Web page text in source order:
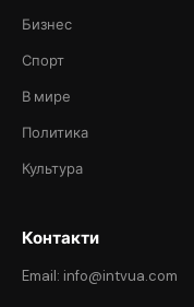
Бизнес
Спорт
В мире
Политика
Культура
Контакти
Email: info@intvua.com